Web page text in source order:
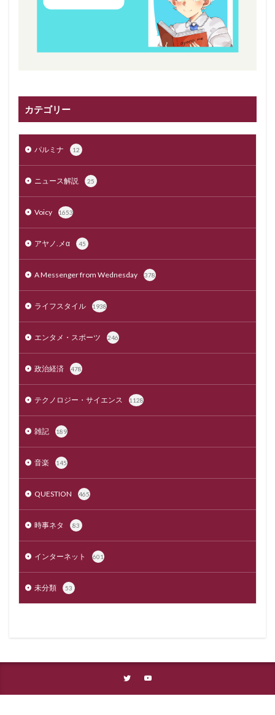
カテゴリー
パルミナ 12
ニュース解説 25
Voicy 1653
アヤノ.メα 45
A Messenger from Wednesday 378
ライフスタイル 1938
エンタメ・スポーツ 246
政治経済 478
テクノロジー・サイエンス 1128
雑記 189
音楽 145
QUESTION 465
時事ネタ 83
インターネット 601
未分類 53